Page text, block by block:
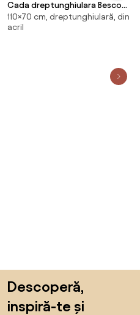
Cada dreptunghiulara Besco
Talia 110x70 cm
110×70 cm, dreptunghiulară, din
acril
Descoperă,
inspiră-te și